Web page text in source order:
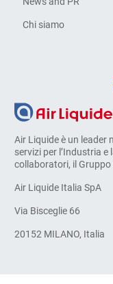
Air Liquide è un leader
servizi per l’Industria
collaboratori, il Gruppo
Air Liquide Italia SpA
Via Bisceglie 66
20152 MILANO, Italia
Chi siamo